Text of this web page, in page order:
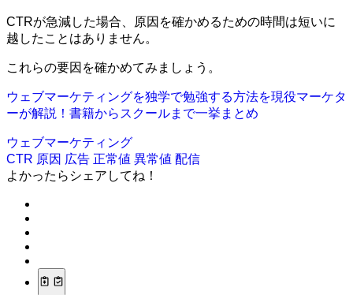
CTRが急減した場合、原因を確かめるための時間は短いに
越したことはありません。
これらの要因を確かめてみましょう。
ウェブマーケティングを独学で勉強する方法を現役マーケタ
ーが解説！書籍からスクールまで一挙まとめ
ウェブマーケティング
CTR 原因 広告 正常値 異常値 配信
よかったらシェアしてね！